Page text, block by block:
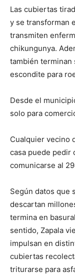
Las cubiertas
y se transforman
transmiten
chikungunya.
también terminan
escondite para
Desde el
solo para
Cualquier vecino
casa puede pedir
comunicarse al
Según datos que
descartan
termina en
sentido, Zapala
impulsan en
cubiertas
triturarse para